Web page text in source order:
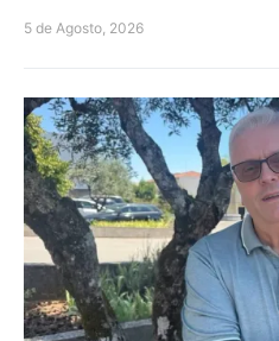
5 de Agosto, 2026